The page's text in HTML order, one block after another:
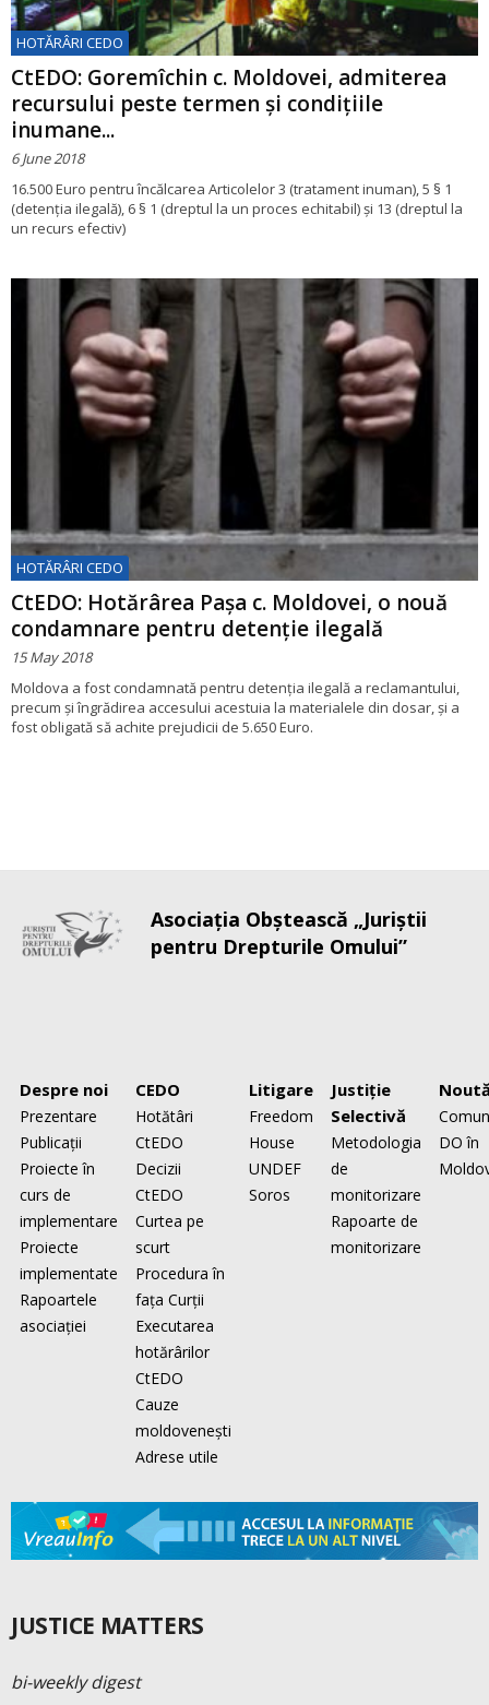
HOTĂRÂRI CEDO
CtEDO: Goremîchin c. Moldovei, admiterea
recursului peste termen şi condiţiile
inumane...
6 June 2018
16.500 Euro pentru încălcarea Articolelor 3 (tratament inuman), 5 § 1
(detenția ilegală), 6 § 1 (dreptul la un proces echitabil) și 13 (dreptul la
un recurs efectiv)
HOTĂRÂRI CEDO
CtEDO: Hotărârea Paşa c. Moldovei, o nouă
condamnare pentru detenţie ilegală
15 May 2018
Moldova a fost condamnată pentru detenţia ilegală a reclamantului,
precum şi îngrădirea accesului acestuia la materialele din dosar, şi a
fost obligată să achite prejudicii de 5.650 Euro.
Asociaţia Obştească „Juriştii
pentru Drepturile Omului”
Despre noi
Prezentare
Publicaţii
Proiecte în
curs de
implementare
Proiecte
implementate
Rapoartele
asociaţiei
CEDO
Hotătâri
CtEDO
Decizii
CtEDO
Curtea pe
scurt
Procedura în
faţa Curţii
Executarea
hotărârilor
CtEDO
Cauze
moldovenești
Adrese utile
Litigare
Freedom
House
UNDEF
Soros
Justiţie
Selectivă
Metodologia
de
monitorizare
Rapoarte de
monitorizare
DO în
JUSTICE MATTERS
bi-weekly digest